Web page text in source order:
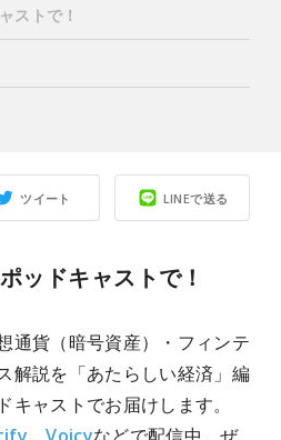
ツイート LINEで送る
ッドキャストで！
通貨（暗号資産）・フィンテ
解説を「あたらしい経済」編
ャストでお届けします。
ストで！